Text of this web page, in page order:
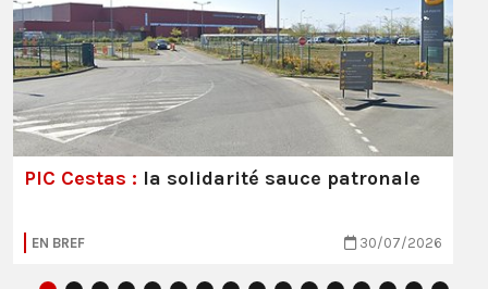
PIC Cestas : la solidarité sauce patronale
EN BREF 30/07/2026